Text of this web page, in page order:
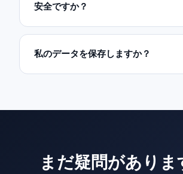
安全ですか？
私のデータを保存しますか？
まだ疑問がありま